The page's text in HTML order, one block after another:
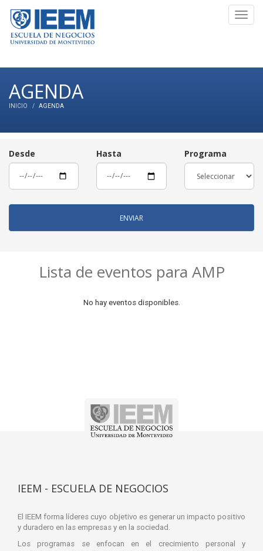
AGENDA
INICIO AGENDA
Desde Hasta Programa
Lista de eventos para AMP
No hay eventos disponibles.
IEEM - ESCUELA DE NEGOCIOS
El IEEM forma líderes cuyo objetivo es generar un impacto positivo
y duradero en las empresas y en la sociedad.
Los programas se enfocan en el crecimiento personal y